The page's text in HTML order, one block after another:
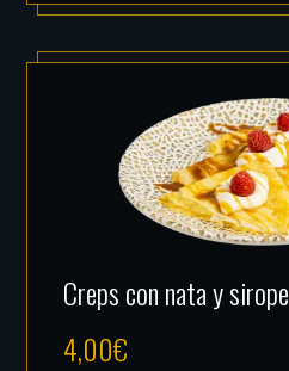
Creps con nata y sirope
4,00€